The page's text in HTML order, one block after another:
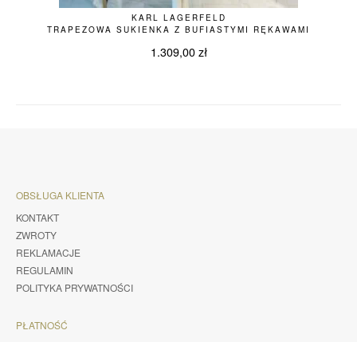
KARL LAGERFELD
TRAPEZOWA SUKIENKA Z BUFIASTYMI RĘKAWAMI
1.309,00 zł
OBSŁUGA KLIENTA
KONTAKT
ZWROTY
REKLAMACJE
REGULAMIN
POLITYKA PRYWATNOŚCI
PŁATNOŚĆ